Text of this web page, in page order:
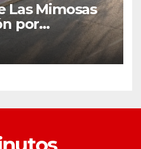
Las Mimosas
por
de
– The